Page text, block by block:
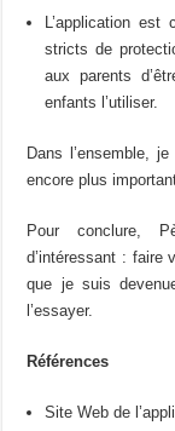
L’application
stricts de
aux parents
enfants l’utiliser.
Dans l’ensemble,
encore plus
Pour conclure,
d’intéressant : faire
que je suis
l’essayer.
Références
Site Web de